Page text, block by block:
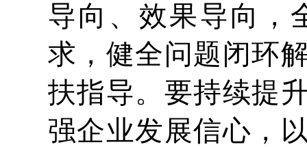
导向、效果导向，
求，健全问题闭环
扶指导。要持续提
强企业发展信心，